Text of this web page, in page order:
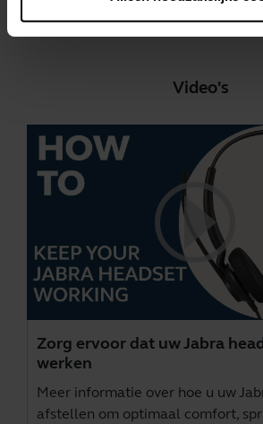
Ga naar alle documenten voor
Video's
Zorg ervoor dat uw Jabra
werken
Meer informatie over hoe u uw
afstellen om optimaal comfort,